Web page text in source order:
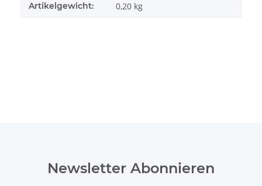
Artikelgewicht: 0,20 kg
Newsletter Abonnieren